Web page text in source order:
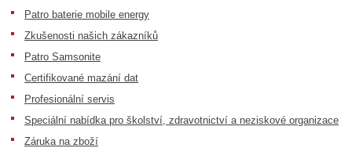
Patro baterie mobile energy
Zkušenosti našich zákazníků
Patro Samsonite
Certifikované mazání dat
Profesionální servis
Speciální nabídka pro školství, zdravotnictví a neziskové organizace
Záruka na zboží